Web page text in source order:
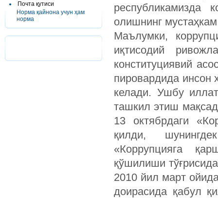
Почта қутиси
Норма қайнона учун ҳам
норма
республикамизда
олишнинг
Маълумки,
иқтисодий
конституциявий
пировардида инсон
келади. Ушбу
ташкил этиш
13 октябрдаги
қилди,
«Коррупцияга
қўшилиши
2010 йил март
доирасида қабул